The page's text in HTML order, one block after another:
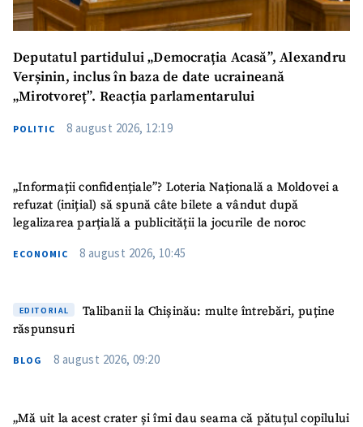
Deputatul partidului „Democrația Acasă”, Alexandru
Verșinin, inclus în baza de date ucraineană
„Mirotvoreț”. Reacția parlamentarului
POLITIC 8 august 2026, 12:19
„Informații confidențiale”? Loteria Națională a Moldovei a
refuzat (inițial) să spună câte bilete a vândut după
legalizarea parțială a publicității la jocurile de noroc
ECONOMIC 8 august 2026, 10:45
EDITORIAL
Talibanii la Chișinău: multe întrebări, puține
răspunsuri
BLOG 8 august 2026, 09:20
„Mă uit la acest crater și îmi dau seama că pătuțul copilului